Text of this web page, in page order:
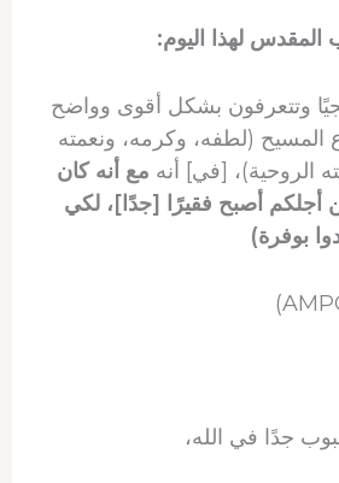
المقدس لهذا اليوم:
وتتعرفون بشكل أقوى وواضح
المسيح (لطفه، وكرمه، ونعمته
الروحية)، [في] أنه مع أنه كان
أجلكم أصبح فقيرًا [جدًا]، لكي
بوفرة)
جدًا في الله،